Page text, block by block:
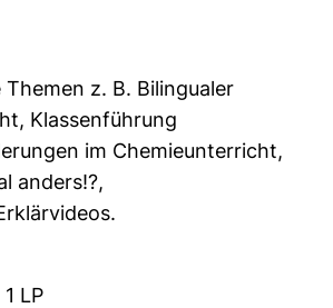
z. B. Bilingualer
Klassenführung
im Chemieunterricht,
anders!?,
LP